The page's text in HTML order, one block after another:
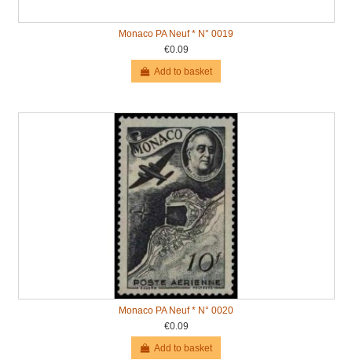
Monaco PA Neuf * N° 0019
€0.09
Add to basket
Monaco PA Neuf * N° 0020
€0.09
Add to basket